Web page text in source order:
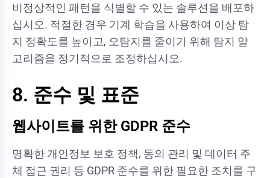
비정상적인 패턴을 식별할 수 있는 솔루션을 배포하
십시오. 적절한 경우 기계 학습을 사용하여 이상 탐
지 정확도를 높이고, 오탐지를 줄이기 위해 탐지 알
고리즘을 정기적으로 조정하십시오.
8. 준수 및 표준
웹사이트를 위한 GDPR 준수
명확한 개인정보 보호 정책, 동의 관리 및 데이터 주
체 접근 권리 등 GDPR 준수를 위한 필요한 조치를 구